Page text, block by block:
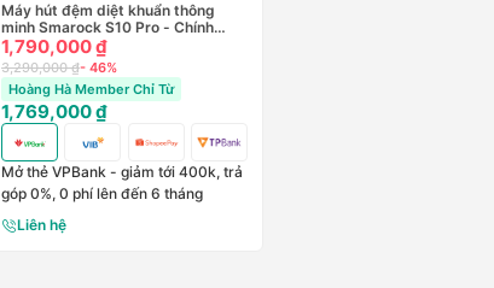
Máy hút đệm diệt khuẩn thông
minh Smarock S10 Pro - Chính
hãng
1,790,000 ₫
3,290,000 ₫- 46%
Hoàng Hà Member Chỉ Từ
1,769,000 ₫
Mở thẻ VPBank - giảm tới 400k, trả
góp 0%, 0 phí lên đến 6 tháng
Liên hệ